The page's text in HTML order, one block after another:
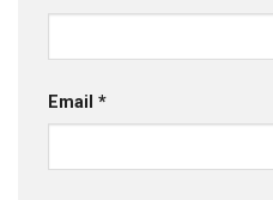
Email *